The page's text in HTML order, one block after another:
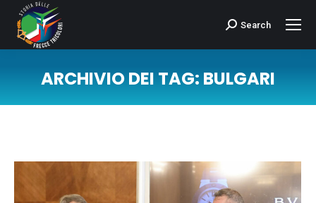
Cerca:Search
ARCHIVIO DEI TAG:BULGARI